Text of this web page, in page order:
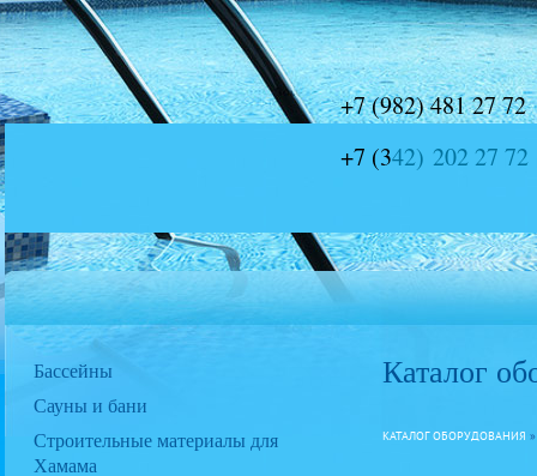
+7 (982) 481 27 72
+7 (342) 202 27 72
Бассейны
Сауны и бани
Строительные материалы для
Хамама
Каталог
КАТАЛОГ ОБОРУДОВАНИЯ